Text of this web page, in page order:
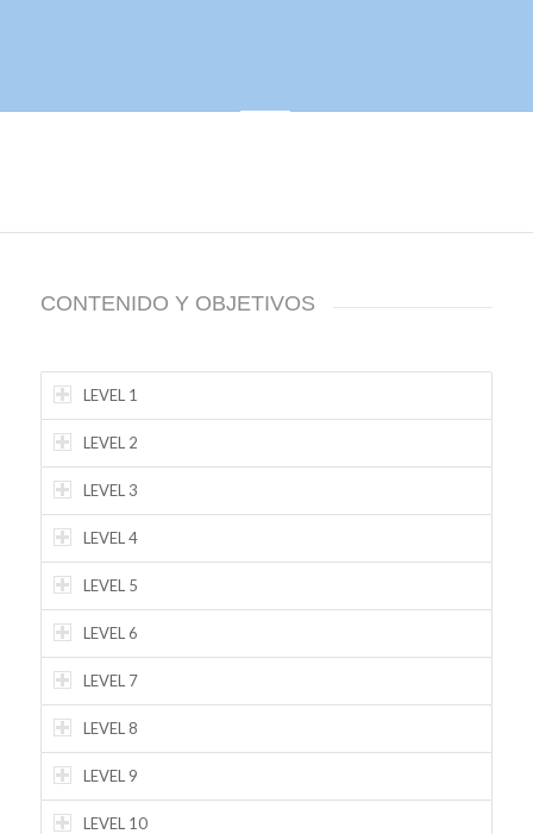
CONTENIDO Y OBJETIVOS
LEVEL 1
LEVEL 2
LEVEL 3
LEVEL 4
LEVEL 5
LEVEL 6
LEVEL 7
LEVEL 8
LEVEL 9
LEVEL 10